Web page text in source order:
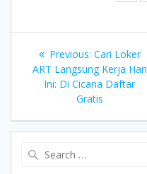
navigation
Previous: Previous
post:
Cari Loker
ART Langsung Kerja Hari
Ini: Di Cicana Daftar
Gratis